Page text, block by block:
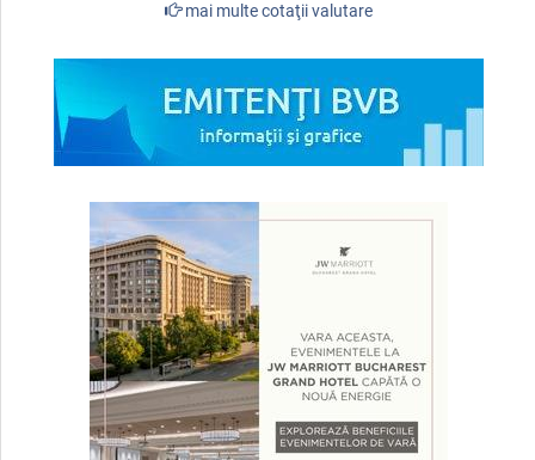
mai multe cotaţii valutare